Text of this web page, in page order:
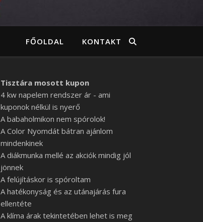
FŐOLDAL KONTAKT
Tisztára mosott kupon
4 kw napelem rendszer ár - ami
kuponok nélkül is nyerő
A babaholmikon nem spórolok!
A Color Nyomdát bátran ajánlom
mindenkinek
A diákmunka mellé az akciók mindig jól
jönnek
A felújításkor is spóroltam
A hatékonyság és az utánajárás fura
ellentéte
A klíma árak tekintetében lehet is meg